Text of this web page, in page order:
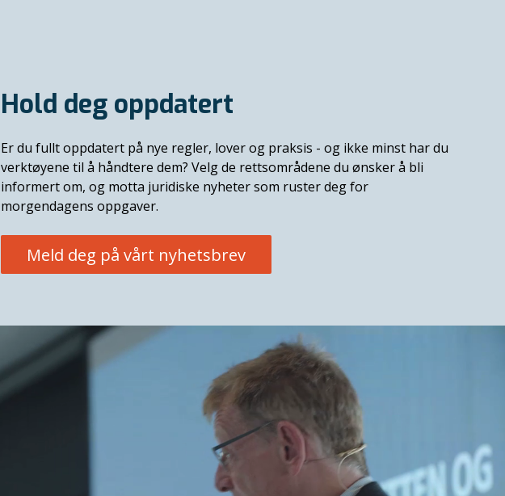
Hold deg oppdatert
Er du fullt oppdatert på nye regler, lover og praksis - og ikke minst har du
verktøyene til å håndtere dem? Velg de rettsområdene du ønsker å bli
informert om, og motta juridiske nyheter som ruster deg for
morgendagens oppgaver.
Meld deg på vårt nyhetsbrev